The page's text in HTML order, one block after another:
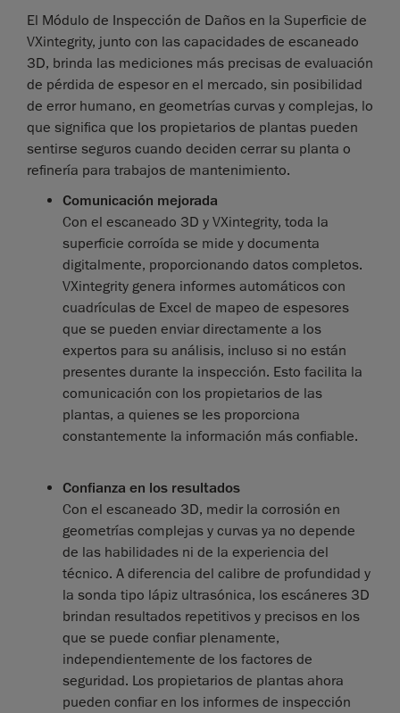
El Módulo de Inspección de Daños en la Superficie de
VXintegrity, junto con las capacidades de escaneado
3D, brinda las mediciones más precisas de evaluación
de pérdida de espesor en el mercado, sin posibilidad
de error humano, en geometrías curvas y complejas, lo
que significa que los propietarios de plantas pueden
sentirse seguros cuando deciden cerrar su planta o
refinería para trabajos de mantenimiento.
Comunicación mejorada
Con el escaneado 3D y VXintegrity, toda la
superficie corroída se mide y documenta
digitalmente, proporcionando datos completos.
VXintegrity genera informes automáticos con
cuadrículas de Excel de mapeo de espesores
que se pueden enviar directamente a los
expertos para su análisis, incluso si no están
presentes durante la inspección. Esto facilita la
comunicación con los propietarios de las
plantas, a quienes se les proporciona
constantemente la información más confiable.
Confianza en los resultados
Con el escaneado 3D, medir la corrosión en
geometrías complejas y curvas ya no depende
de las habilidades ni de la experiencia del
técnico. A diferencia del calibre de profundidad y
la sonda tipo lápiz ultrasónica, los escáneres 3D
brindan resultados repetitivos y precisos en los
que se puede confiar plenamente,
independientemente de los factores de
seguridad. Los propietarios de plantas ahora
pueden confiar en los informes de inspección